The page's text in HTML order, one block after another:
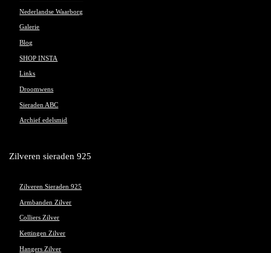
Nederlandse Waarborg
Galerie
Blog
SHOP INSTA
Links
Droomwens
Sieraden ABC
Archief edelsmid
Zilveren sieraden 925
Zilveren Sieraden 925
Armbanden Zilver
Colliers Zilver
Kettingen Zilver
Hangers Zilver